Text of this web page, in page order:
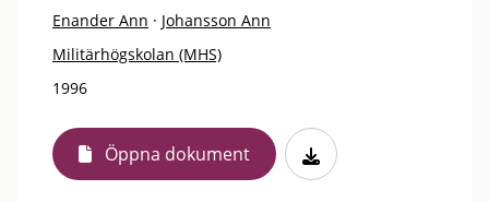
Enander Ann · Johansson Ann
Militärhögskolan (MHS)
1996
Öppna dokument